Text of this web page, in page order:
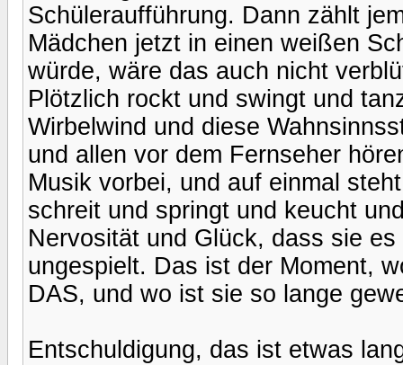
Schüleraufführung. Dann zählt
Mädchen jetzt in einen weißen
würde, wäre das auch nicht
Plötzlich rockt und swingt und
Wirbelwind und diese
und allen vor dem Fernseher
Musik vorbei, und auf einmal
schreit und springt und keucht
Nervosität und Glück, dass sie
ungespielt. Das ist der Moment,
DAS, und wo ist sie so lange
Entschuldigung, das ist etwas